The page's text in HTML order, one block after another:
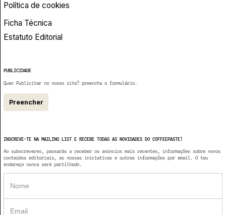
Política de cookies
Ficha Técnica
Estatuto Editorial
PUBLICIDADE
Quer Publicitar no nosso site? preencha o formulário.
Preencher
INSCREVE-TE NA MAILING LIST E RECEBE TODAS AS NOVIDADES DO COFFEEPASTE!
Ao subscreveres, passarás a receber os anúncios mais recentes, informações sobre novos
conteúdos editoriais, as nossas iniciativas e outras informações por email. O teu
endereço nunca será partilhado.